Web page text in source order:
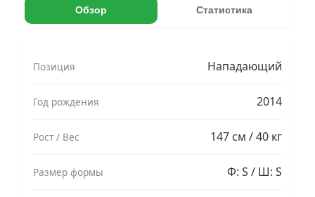
Обзор Статистика
Позиция Нападающий
Год рождения 2014
Рост / Вес 147 см / 40 кг
Размер формы Ф: S / Ш: S